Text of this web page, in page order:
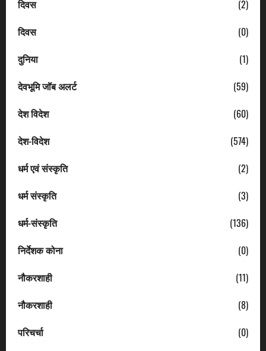
दिवस
(2)
दिवस
(0)
दुनिया
(1)
देवभूमि जॉब अलर्ट
(59)
देश विदेश
(60)
देश-विदेश
(574)
धर्म एवं संस्कृति
(2)
धर्म संस्कृति
(3)
धर्म-संस्कृति
(136)
निर्देशक कोना
(0)
नौकरशाही
(11)
नौकरशाही
(8)
परिचर्चा
(0)